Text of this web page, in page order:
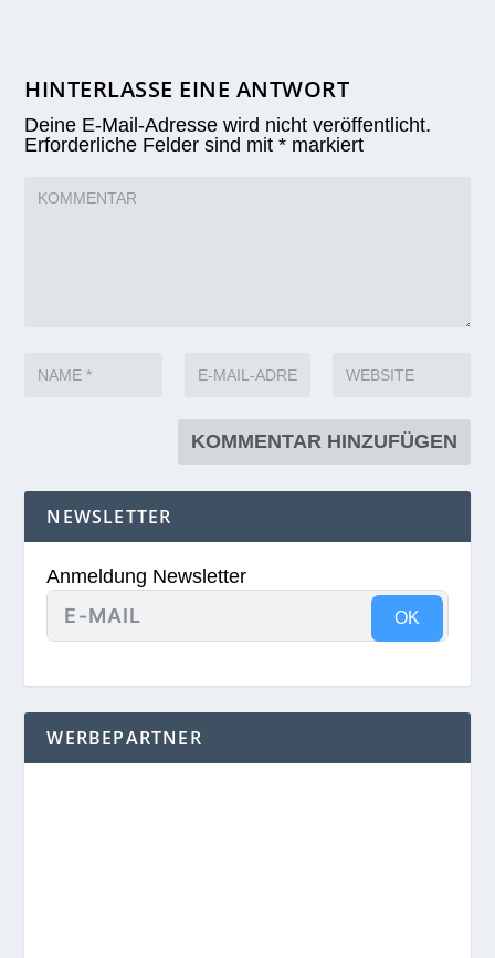
HINTERLASSE EINE ANTWORT
Deine E-Mail-Adresse wird nicht veröffentlicht.
Erforderliche Felder sind mit* markiert
NEWSLETTER
Anmeldung Newsletter
OK
WERBEPARTNER